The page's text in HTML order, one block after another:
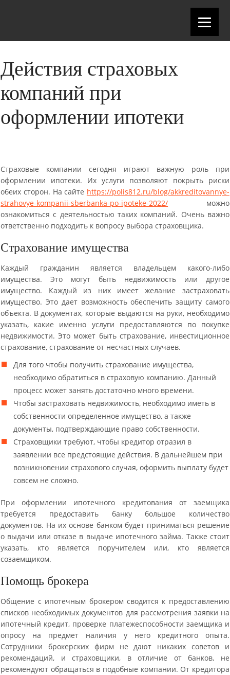
Действия страховых
компаний при
оформлении ипотеки
Страховые компании сегодня играют важную роль при
оформлении ипотеки. Их услуги позволяют покрыть риски
обеих сторон. На сайте https://polis812.ru/blog/akkreditovannye-
strahovye-kompanii-sberbanka-po-ipoteke-2022/ можно
ознакомиться с деятельностью таких компаний. Очень важно
ответственно подходить к вопросу выбора страховщика.
Страхование имущества
Каждый гражданин является владельцем какого-либо
имущества. Это могут быть недвижимость или другое
имущество. Каждый из них имеет желание застраховать
имущество. Это дает возможность обеспечить защиту самого
объекта. В документах, которые выдаются на руки, необходимо
указать, какие именно услуги предоставляются по покупке
недвижимости. Это может быть страхование, инвестиционное
страхование, страхование от несчастных случаев.
Для того чтобы получить страхование имущества,
необходимо обратиться в страховую компанию. Данный
процесс может занять достаточно много времени.
Чтобы застраховать недвижимость, необходимо иметь в
собственности определенное имущество, а также
документы, подтверждающие право собственности.
Страховщики требуют, чтобы кредитор отразил в
заявлении все предстоящие действия. В дальнейшем при
возникновении страхового случая, оформить выплату будет
совсем не сложно.
При оформлении ипотечного кредитования от заемщика
требуется предоставить банку большое количество
документов. На их основе банком будет приниматься решение
о выдачи или отказе в выдаче ипотечного займа. Также стоит
указать, кто является поручителем или, кто является
созаемщиком.
Помощь брокера
Общение с ипотечным брокером сводится к предоставлению
списков необходимых документов для рассмотрения заявки на
ипотечный кредит, проверке платежеспособности заемщика и
опросу на предмет наличия у него кредитного опыта.
Сотрудники брокерских фирм не дают никаких советов и
рекомендаций, и страховщики, в отличие от банков, не
рекомендуют обращаться в подобные компании. От кредитора